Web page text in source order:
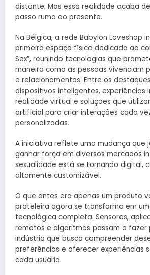
distante. Mas essa realidade acaba
passo rumo ao presente.
Na Bélgica, a rede Babylon Loveshop
primeiro espaço físico dedicado ao
Sex”, reunindo tecnologias que
maneira como as pessoas vivenciam
e relacionamentos. Entre os
dispositivos inteligentes, experiências
realidade virtual e soluções que
artificial para criar interações cada
personalizadas.
A iniciativa reflete uma mudança que
ganhar força em diversos mercados
sexualidade está se tornando digital,
altamente customizável.
O que antes era apenas um produto
prateleira agora se transforma em
tecnológica completa. Sensores,
remotos e algoritmos passam a fazer
indústria que busca compreender
preferências e oferecer experiências
cada usuário.